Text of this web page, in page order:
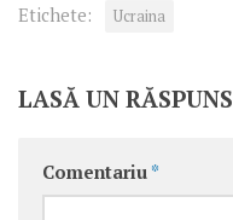
Etichete: Ucraina
LASĂ UN RĂSPUNS
Comentariu *